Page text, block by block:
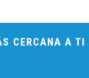
CERCANA A TI